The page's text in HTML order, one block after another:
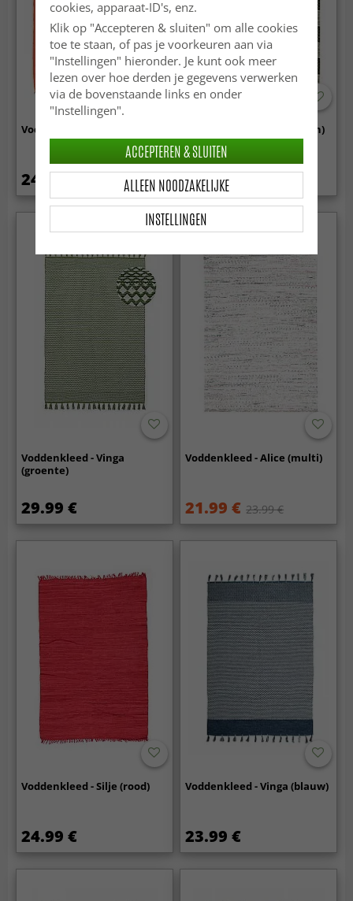
Voddenkleed - Silje (orange)
24.99 €
Voddenkleed - Visby (groen)
23.99 €
Voddenkleed - Vinga
(groente)
29.99 €
Voddenkleed - Alice (multi)
21.99 € 23.99 €
Voddenkleed - Silje (rood)
24.99 €
Voddenkleed - Vinga (blauw)
23.99 €
cookies, apparaat-ID's, enz.
Klik op "Accepteren & sluiten" om alle cookies
toe te staan, of pas je voorkeuren aan via
"Instellingen" hieronder. Je kunt ook meer
lezen over hoe derden je gegevens verwerken
via de bovenstaande links en onder
"Instellingen".
INSTELLINGEN
ALLEEN NOODZAKELIJKE
ACCEPTEREN & SLUITEN